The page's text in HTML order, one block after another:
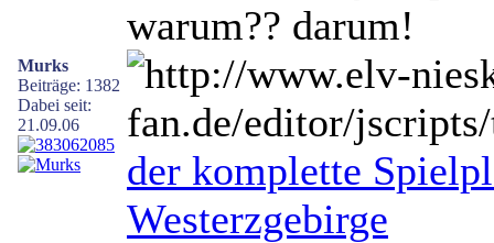
Murks
Beiträge: 1382
Dabei seit:
21.09.06
warum?? darum!
der komplette
Westerzgebirge